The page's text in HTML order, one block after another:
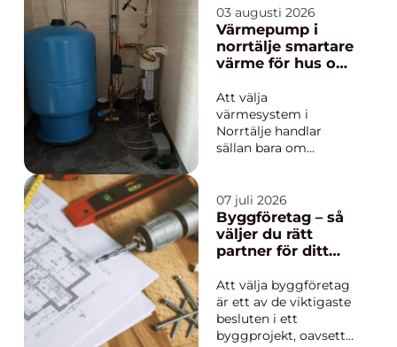
03 augusti 2026
Värmepump i
norrtälje smartare
värme för hus och
Att välja
värmesystem i
Norrtälje handlar
sällan bara om
ställer höga krav på
både driftsäkerhet
och ekonomi. Kalla,
fuktiga vintrar, blåsiga
stora
temperaturväxlingar
gör att många
husägare ...
07 juli 2026
Byggföretag – så
väljer du rätt
partner för ditt
Att välja byggföretag
är ett av de viktigaste
besluten i ett
byggprojekt, oavsett